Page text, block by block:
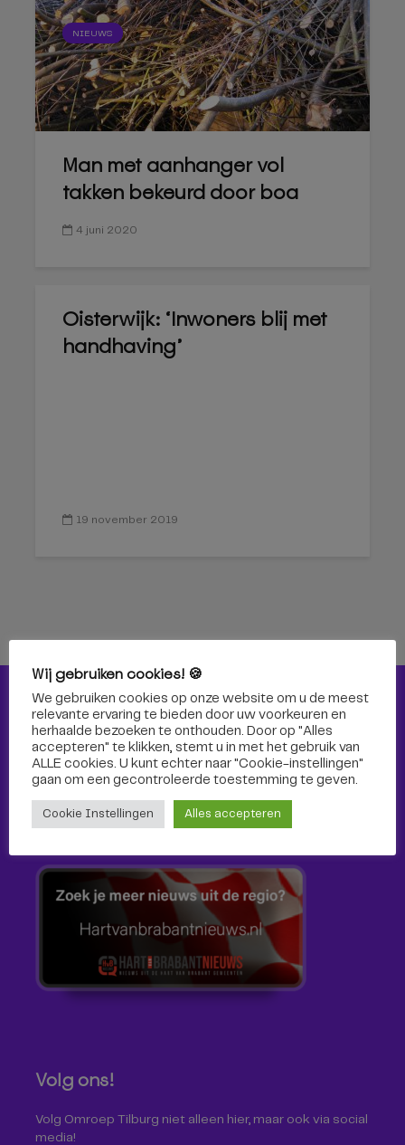
NIEUWS
Man met aanhanger vol
takken bekeurd door boa
4 juni 2020
Oisterwijk: ‘Inwoners blij met
handhaving’
19 november 2019
Nieuws
Nieuws
Cultuur
Sport
Volg ons!
Volg Omroep Tilburg niet alleen hier, maar ook via social
media!
Wij gebruiken cookies! 🍪
We gebruiken cookies op onze website om u de meest
relevante ervaring te bieden door uw voorkeuren en
herhaalde bezoeken te onthouden. Door op "Alles
accepteren" te klikken, stemt u in met het gebruik van
ALLE cookies. U kunt echter naar "Cookie-instellingen"
gaan om een ​​gecontroleerde toestemming te geven.
Cookie Instellingen Alles accepteren